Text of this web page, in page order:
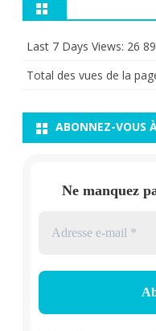
Last 7 Days Views: 26
Total des vues de la
ABONNEZ-VOUS
Ne manquez